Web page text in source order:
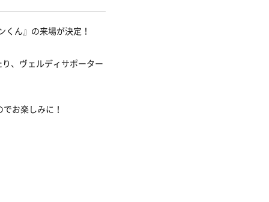
ん』の来場が決定！
、ヴェルディサポーター
お楽しみに！